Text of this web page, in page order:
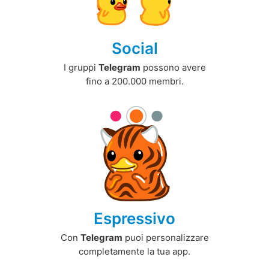
Social
I gruppi Telegram possono avere
fino a 200.000 membri.
Espressivo
Con Telegram puoi personalizzare
completamente la tua app.